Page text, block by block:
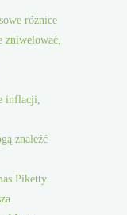
różnice
zniwelować,
inflacji,
znaleźć
Piketty